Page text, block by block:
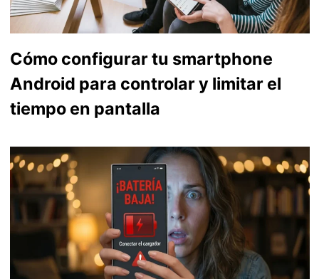
Cómo configurar tu smartphone
Android para controlar y limitar el
tiempo en pantalla